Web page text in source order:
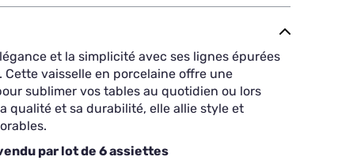
et la simplicité avec ses lignes épurées
vaisselle en porcelaine offre une
sublimer vos tables au quotidien ou lors
qualité et sa durabilité, elle allie style et
par lot de 6 assiettes